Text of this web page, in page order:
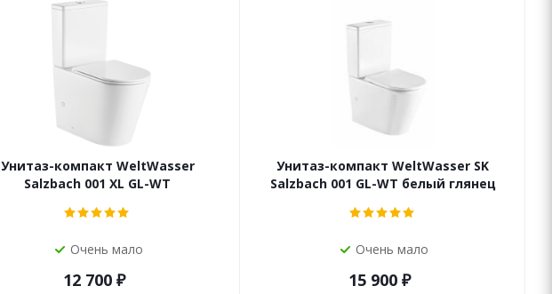
Унитаз-компакт WeltWasser
Salzbach 001 XL GL-WT
Очень мало
12 700 ₽
Унитаз-компакт WeltWasser SK
Salzbach 001 GL-WT белый глянец
Очень мало
15 900 ₽